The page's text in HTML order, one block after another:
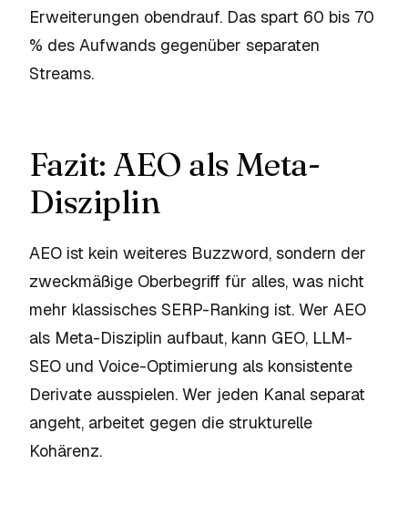
Erweiterungen obendrauf. Das spart 60 bis 70
% des Aufwands gegenüber separaten
Streams.
Fazit: AEO als Meta-
Disziplin
AEO ist kein weiteres Buzzword, sondern der
zweckmäßige Oberbegriff für alles, was nicht
mehr klassisches SERP-Ranking ist. Wer AEO
als Meta-Disziplin aufbaut, kann GEO, LLM-
SEO und Voice-Optimierung als konsistente
Derivate ausspielen. Wer jeden Kanal separat
angeht, arbeitet gegen die strukturelle
Kohärenz.